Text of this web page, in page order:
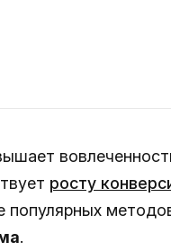
росту
популярных
.